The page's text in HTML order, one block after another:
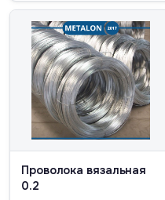
Проволока вязальная
0.2